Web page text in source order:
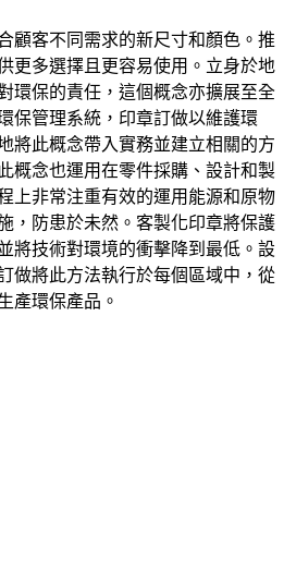
顧客不同需求的新尺寸和顏色。推
更多選擇且更容易使用。立身於地
環保的責任，這個概念亦擴展至全
保管理系統，印章訂做以維護環
將此概念帶入實務並建立相關的方
概念也運用在零件採購、設計和製
上非常注重有效的運用能源和原物
，防患於未然。客製化印章將保護
將技術對環境的衝擊降到最低。設
做將此方法執行於每個區域中，從
產環保產品。